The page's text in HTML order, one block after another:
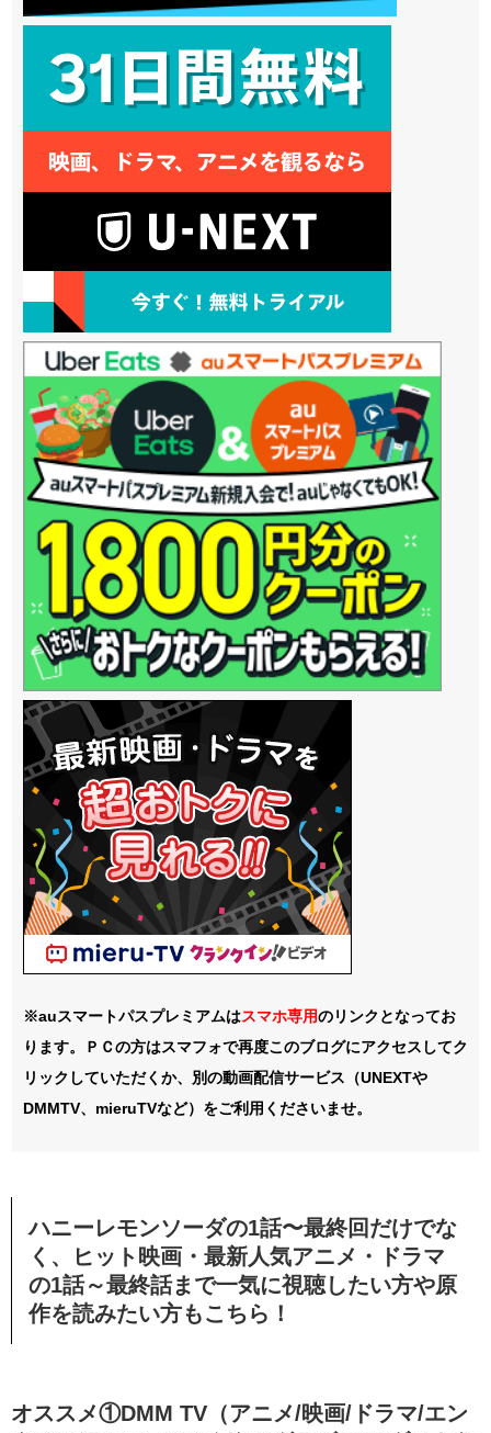
※auスマートパスプレミアムはスマホ専用のリンクとなってお
ります。ＰＣの方はスマフォで再度このブログにアクセスしてク
リックしていただくか、別の動画配信サービス（UNEXTや
DMMTV、mieruTVなど）をご利用くださいませ。
ハニーレモンソーダの1話〜最終回だけでな
く、ヒット映画・最新人気アニメ・ドラマ
の1話～最終話まで一気に視聴したい方や原
作を読みたい方もこちら！
オススメ①DMM TV（アニメ/映画/ドラマ/エン